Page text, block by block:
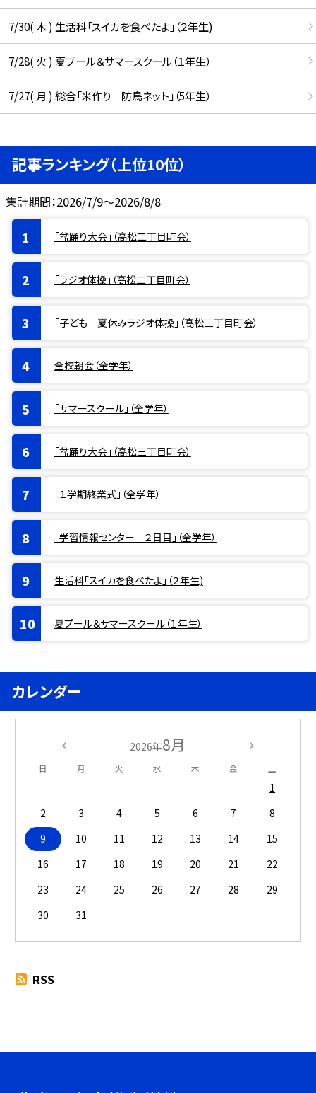
7/30( 木 ) 生活科「スイカを食べたよ」（２年生)
7/28( 火 ) 夏プール＆サマースクール（１年生）
7/27( 月 ) 総合「米作り 防鳥ネット」（5年生）
記事ランキング（上位10位）
集計期間：2026/7/9～2026/8/8
「盆踊り大会」（高松二丁目町会）
「ラジオ体操」（高松二丁目町会）
「子ども 夏休みラジオ体操」（高松三丁目町会）
全校朝会（全学年）
「サマースクール」（全学年）
「盆踊り大会」（高松三丁目町会）
「１学期終業式」（全学年）
「学習情報センター ２日目」（全学年）
生活科「スイカを食べたよ」（２年生)
夏プール＆サマースクール（１年生）
カレンダー
2026年8月
日 月 火 水 木 金 土
1
2
3 4 5 6 7
8
9
10 11 12 13 14
15
16
17 18 19 20 21
22
23
24 25 26 27 28
29
30
31
RSS